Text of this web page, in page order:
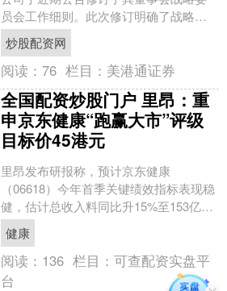
员会工作细则。此次修订明确了战略委
员会作为董事会下设专门机构炒股配资
网，负责对公司中长期....
炒股配资网
阅读：76 栏目： 美港通证券
全国配资炒股门户 里昂：重
申京东健康“跑赢大市”评级
目标价45港元
里昂发布研报称，预计京东健康
（06618）今年首季关键绩效指标表现稳
健，估计总收入料同比升15%至153亿元
人民币，主要受惠1月以来流感爆发带动
的药品需求增加，....
健康
阅读： 136 栏目：可查配资实盘平
台